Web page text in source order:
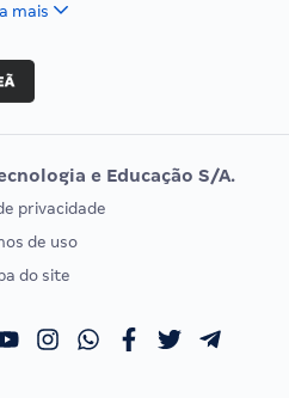
Vunesp
EXAME DE ORDEM
Calendário OAB
mais
e Educação S/A.
privacidade
de uso
do site